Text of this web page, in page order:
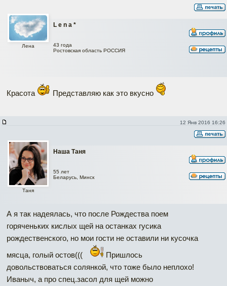
L e n a *
Лена
43 года
Ростовская область РОССИЯ
Красота Представляю как это вкусно
12 Янв 2016 16:26
Наша Таня
Таня
55 лет
Беларусь, Минск
А я так надеялась, что после Рождества поем
горяченьких кислых щей на останках гусика
рождественского, но мои гости не оставили ни кусочка
мясца, голый остов(((
Пришлось
довольствоваться солянкой, что тоже было неплохо!
Иваныч, а про спец.засол для щей можно